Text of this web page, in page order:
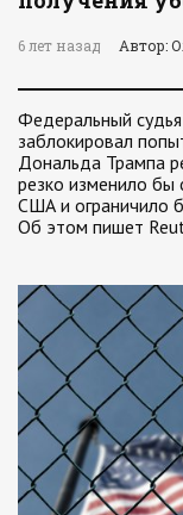
6 лет назад Автор:
Федеральный
заблокировал
Дональда Трампа
резко изменило бы
США и ограничило
Об этом пишет